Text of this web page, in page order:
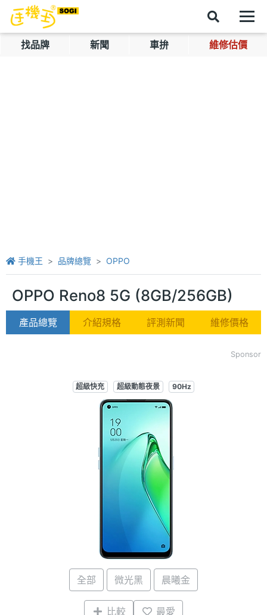
找品牌 新聞 車拚 維修估價
手機王 品牌總覽 OPPO
OPPO Reno8 5G (8GB/256GB)
產品總覽 介紹規格 評測新聞 維修價格
Sponsor
超級快充 超級動態夜景 90Hz
全部 微光黑 晨曦金
比較 最愛